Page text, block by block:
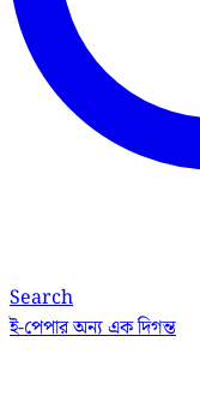
Search
ই-পেপারঅন্য এক দিগন্ত